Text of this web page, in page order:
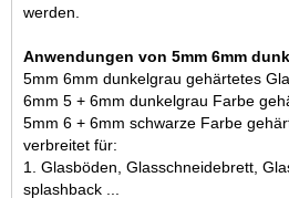
werden.
Anwendungen von 5mm 6mm
5mm 6mm dunkelgrau gehärtetes
6mm 5 + 6mm dunkelgrau Farbe
5mm 6 + 6mm schwarze Farbe
verbreitet für:
1. Glasböden, Glasschneidebrett,
splashback ...